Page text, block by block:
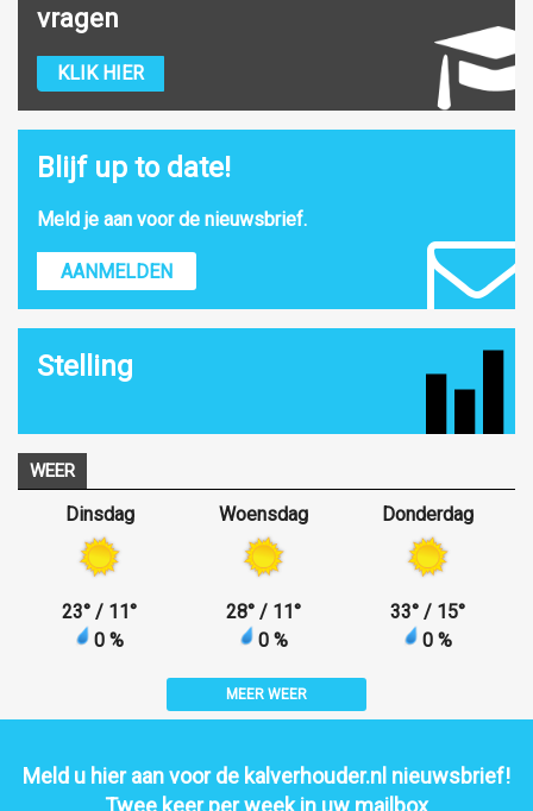
vragen
KLIK HIER
Blijf up to date!
Meld je aan voor de nieuwsbrief.
AANMELDEN
Stelling
WEER
Dinsdag
23° / 11°
0 %
Woensdag
28° / 11°
0 %
Donderdag
33° / 15°
0 %
MEER WEER
Meld u hier aan voor de kalverhouder.nl nieuwsbrief!
Twee keer per week in uw mailbox